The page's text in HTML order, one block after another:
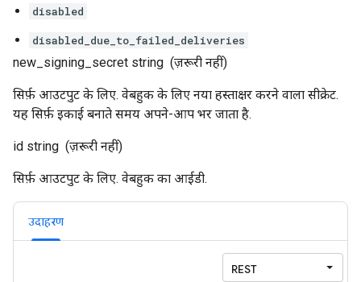
disabled
disabled_due_to_failed_deliveries
new_signing_secret string (ज़रूरी नहीं)
सिर्फ़ आउटपुट के लिए. वेबहुक के लिए नया हस्ताक्षर करने वाला सीक्रेट.
यह सिर्फ़ इकाई बनाते समय अपने-आप भर जाता है.
id string (ज़रूरी नहीं)
सिर्फ़ आउटपुट के लिए. वेबहुक का आईडी.
उदाहरण